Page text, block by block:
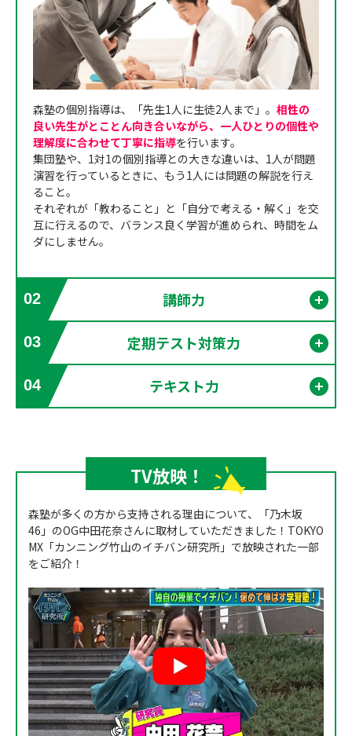
森塾の個別指導は、「先生1人に生徒2人まで」。 相性の
良い先生がとことん向き合いながら、一人ひとりの個性や
理解度に合わせて丁寧に指導を行います。
集団塾や、1対1の個別指導との大きな違いは、1人が問題
演習を行っているときに、もう1人には問題の解説を行え
ること。
それぞれが「教わること」と「自分で考える・解く」を交
互に行えるので、バランス良く学習が進められ、時間をム
ダにしません。
02 講師力
03 定期テスト対策力
04 テキスト力
TV放映！
森塾が多くの方から支持される理由について、「乃木坂
46」のOG中田花奈さんに取材していただきました！TOKYO
MX「カンニング竹山のイチバン研究所」で放映された一部
をご紹介！